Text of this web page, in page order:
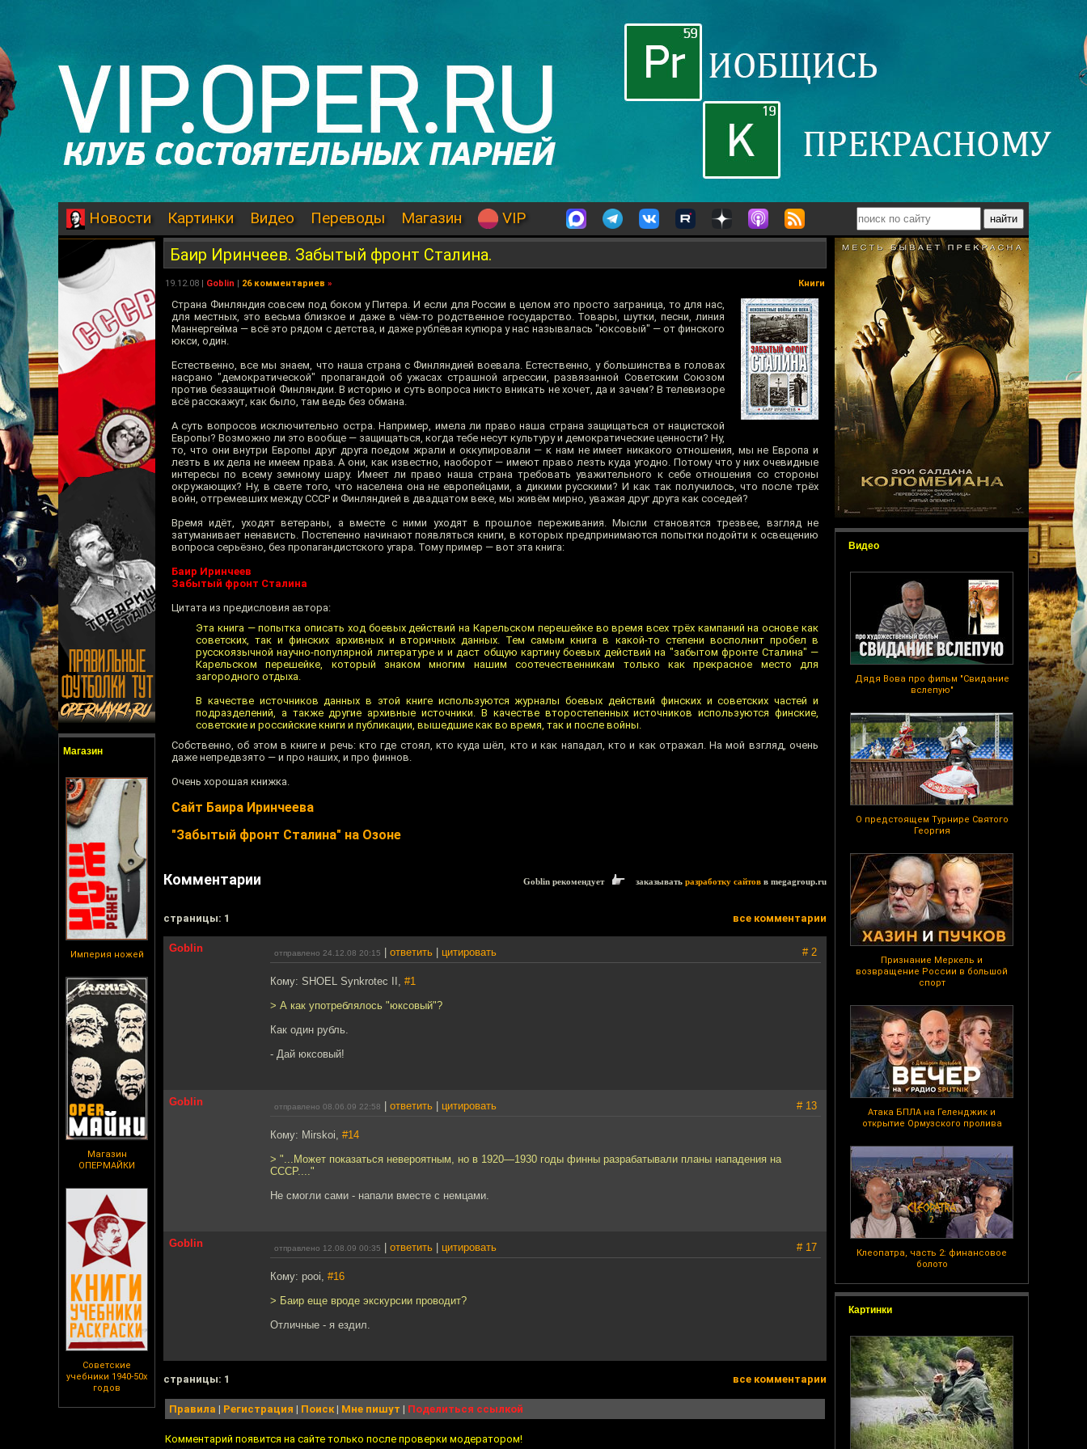
Новости Картинки Видео Переводы Магазин VIP
Магазин
Империя ножей
Магазин
ОПЕРМАЙКИ
Советские
учебники 1940-50х
годов
Видео
Дядя Вова про фильм "Свидание
вслепую"
О предстоящем Турнире Святого
Георгия
Признание Меркель и
возвращение России в большой
спорт
Атака БПЛА на Геленджик и
открытие Ормузского пролива
Клеопатра, часть 2: финансовое
болото
Картинки
Баир Иринчеев. Забытый фронт Сталина.
19.12.08 | Goblin | 26 комментариев » Книги
Страна Финляндия совсем под боком у Питера. И если для России в целом это просто заграница, то для нас,
для местных, это весьма близкое и даже в чём-то родственное государство. Товары, шутки, песни, линия
Маннергейма — всё это рядом с детства, и даже рублёвая купюра у нас называлась "юксовый" — от финского
юкси, один.
Естественно, все мы знаем, что наша страна с Финляндией воевала. Естественно, у большинства в головах
насрано "демократической" пропагандой об ужасах страшной агрессии, развязанной Советским Союзом
против беззащитной Финляндии. В историю и суть вопроса никто вникать не хочет, да и зачем? В телевизоре
всё расскажут, как было, там ведь без обмана.
А суть вопросов исключительно остра. Например, имела ли право наша страна защищаться от нацистской
Европы? Возможно ли это вообще — защищаться, когда тебе несут культуру и демократические ценности? Ну,
то, что они внутри Европы друг друга поедом жрали и оккупировали — к нам не имеет никакого отношения, мы не Европа и
лезть в их дела не имеем права. А они, как известно, наоборот — имеют право лезть куда угодно. Потому что у них очевидные
интересы по всему земному шару. Имеет ли право наша страна требовать уважительного к себе отношения со стороны
окружающих? Ну, в свете того, что населена она не европейцами, а дикими русскими? И как так получилось, что после трёх
войн, отгремевших между СССР и Финляндией в двадцатом веке, мы живём мирно, уважая друг друга как соседей?
Время идёт, уходят ветераны, а вместе с ними уходят в прошлое переживания. Мысли становятся трезвее, взгляд не
затуманивает ненависть. Постепенно начинают появляться книги, в которых предпринимаются попытки подойти к освещению
вопроса серьёзно, без пропагандистского угара. Тому пример — вот эта книга:
Баир Иринчеев
Забытый фронт Сталина
Цитата из предисловия автора:
Эта книга — попытка описать ход боевых действий на Карельском перешейке во время всех трёх кампаний на основе как
советских, так и финских архивных и вторичных данных. Тем самым книга в какой-то степени восполнит пробел в
русскоязычной научно-популярной литературе и и даст общую картину боевых действий на "забытом фронте Сталина" —
Карельском перешейке, который знаком многим нашим соотечественникам только как прекрасное место для
загородного отдыха.
В качестве источников данных в этой книге используются журналы боевых действий финских и советских частей и
подразделений, а также другие архивные источники. В качестве второстепенных источников используются финские,
советские и российские книги и публикации, вышедшие как во время, так и после войны.
Собственно, об этом в книге и речь: кто где стоял, кто куда шёл, кто и как нападал, кто и как отражал. На мой взгляд, очень
даже непредвзято — и про наших, и про финнов.
Очень хорошая книжка.
Сайт Баира Иринчеева
"Забытый фронт Сталина" на Озоне
Комментарии Goblin рекомендует заказывать разработку сайтов в megagroup.ru
cтраницы: 1 все комментарии
Goblin отправлено 24.12.08 20:15 ответить цитировать # 2
Кому: SHOEL Synkrotec II, #1
> А как употреблялось "юксовый"?
Как один рубль.
- Дай юксовый!
Goblin отправлено 08.06.09 22:58 ответить цитировать # 13
Кому: Mirskoi, #14
> "...Может показаться невероятным, но в 1920—1930 годы финны разрабатывали планы нападения на
СССР...."
Не смогли сами - напали вместе с немцами.
Goblin отправлено 12.08.09 00:35 ответить цитировать # 17
Кому: pooi, #16
> Баир еще вроде экскурсии проводит?
Отличные - я ездил.
cтраницы: 1 все комментарии
Правила | Регистрация | Поиск| Мне пишут | Поделиться ссылкой
Комментарий появится на сайте только после проверки модератором!